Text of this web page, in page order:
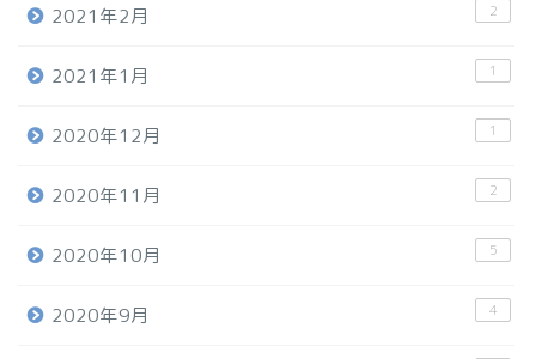
2021年2月 2
2021年1月 1
2020年12月 1
2020年11月 2
2020年10月 5
2020年9月 4